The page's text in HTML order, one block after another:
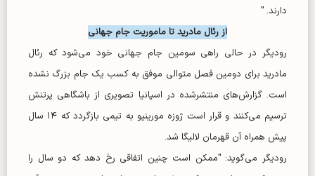
دارند. "
از رئال مادرید تا ماموریت جام جهانی
رودیگر در حالی راهی سومین جام جهانی خود می‌شود که رئال
مادرید برای دومین فصل متوالی موفق به کسب یک جام بزرگ نشده
است. گزارش‌های منتشرشده در اسپانیا تصویری از باشگاهی پرتنش
ترسیم می‌کنند و قرار است ژوزه مورینیو به تیمی بازگردد که ۱۴ سال
پیش همراه آن قهرمان لالیگا شد.
رودیگر می‌گوید: "ممکن است چنین اتفاقی رخ دهد که دو سال را